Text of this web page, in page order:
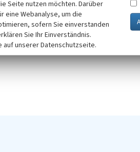
Seite nutzen möchten. Darüber
eine Webanalyse, um die
sofern Sie einverstanden
Sie Ihr Einverständnis.
unserer Datenschutzseite.